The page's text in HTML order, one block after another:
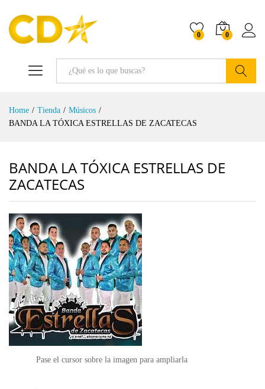
0 0
Home / Tienda / Músicos /
BANDA LA TÓXICA ESTRELLAS DE ZACATECAS
BANDA LA TÓXICA ESTRELLAS DE
ZACATECAS
Pase el cursor sobre la imagen para ampliarla